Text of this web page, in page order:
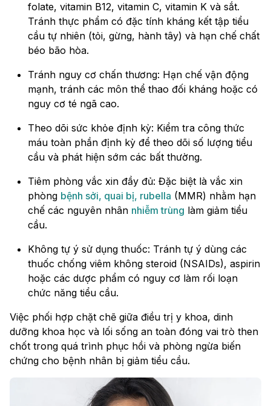
folate, vitamin B12, vitamin C, vitamin K và sắt.
Tránh thực phẩm có đặc tính kháng kết tập tiểu
cầu tự nhiên (tỏi, gừng, hành tây) và hạn chế chất
béo bão hòa.
Tránh nguy cơ chấn thương: Hạn chế vận động
mạnh, tránh các môn thể thao đối kháng hoặc có
nguy cơ té ngã cao.
Theo dõi sức khỏe định kỳ: Kiểm tra công thức
máu toàn phần định kỳ để theo dõi số lượng tiểu
cầu và phát hiện sớm các bất thường.
Tiêm phòng vắc xin đầy đủ: Đặc biệt là vắc xin
phòng bệnh sởi, quai bị, rubella (MMR) nhằm hạn
chế các nguyên nhân nhiễm trùng làm giảm tiểu
cầu.
Không tự ý sử dụng thuốc: Tránh tự ý dùng các
thuốc chống viêm không steroid (NSAIDs), aspirin
hoặc các dược phẩm có nguy cơ làm rối loạn
chức năng tiểu cầu.
Việc phối hợp chặt chẽ giữa điều trị y khoa, dinh
dưỡng khoa học và lối sống an toàn đóng vai trò then
chốt trong quá trình phục hồi và phòng ngừa biến
chứng cho bệnh nhân bị giảm tiểu cầu.